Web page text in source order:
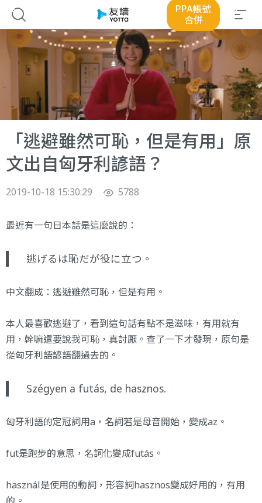
PPA帳號
合併
「逃避雖然可恥，但是有用」原
文出自匈牙利諺語？
2019-10-18 15:30:29 5788
最近有一句日本話是這麼說的：
逃げるは恥だが役に立つ。
中文翻成：逃避雖然可恥，但是有用。
本人最喜歡逃避了，看到這句話有點不是滋味，有用就有
用，幹嘛還要說我可恥，真討厭。查了一下才發現，原句是
從匈牙利語諺語翻過去的。
Szégyen a futás, de hasznos.
匈牙利語的定冠詞用a，名詞若是母音開始，變成az。
fut是跑步的意思，名詞化變成futás。
használ是使用的動詞，形容詞hasznos變成好用的，有用